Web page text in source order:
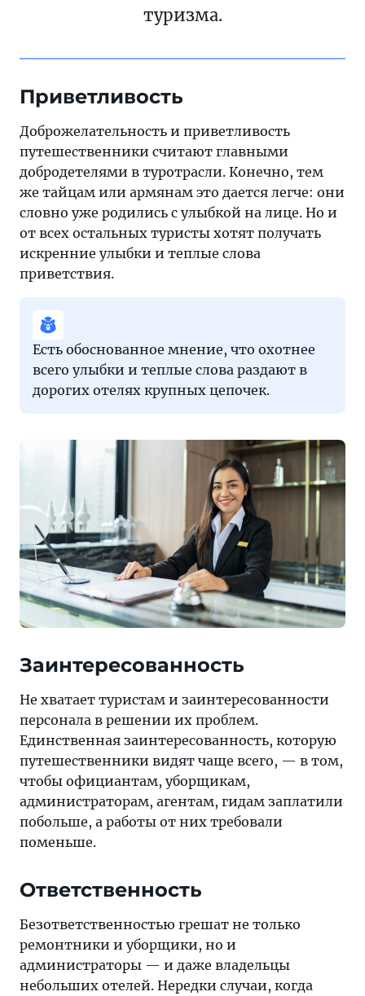
туризма.
Приветливость
Доброжелательность и приветливость
путешественники считают главными
добродетелями в туротрасли. Конечно, тем
же тайцам или армянам это дается легче: они
словно уже родились с улыбкой на лице. Но и
от всех остальных туристы хотят получать
искренние улыбки и теплые слова
приветствия.
Есть обоснованное мнение, что охотнее
всего улыбки и теплые слова раздают в
дорогих отелях крупных цепочек.
Заинтересованность
Не хватает туристам и заинтересованности
персонала в решении их проблем.
Единственная заинтересованность, которую
путешественники видят чаще всего, — в том,
чтобы официантам, уборщикам,
администраторам, агентам, гидам заплатили
побольше, а работы от них требовали
поменьше.
Ответственность
Безответственностью грешат не только
ремонтники и уборщики, но и
администраторы — и даже владельцы
небольших отелей. Нередки случаи, когда